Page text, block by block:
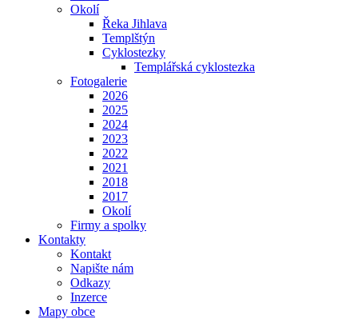
Okolí
Řeka Jihlava
Templštýn
Cyklostezky
Templářská cyklostezka
Fotogalerie
2026
2025
2024
2023
2022
2021
2018
2017
Okolí
Firmy a spolky
Kontakty
Kontakt
Napište nám
Odkazy
Inzerce
Mapy obce